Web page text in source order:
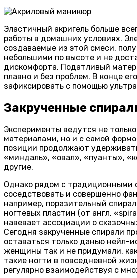
Эластичный акригель больше
работы в домашних условиях.
создаваемые из этой смеси,
небольшими по высоте и не
дискомфорта. Податливый
плавно и без проблем. В конце
зафиксировать с помощью
Закрученные
Эксперименты ведутся не
материалами, но и с самой
позиции продолжают
«миндаль», «овал», «пуанты»,
другие.
Однако рядом с традиционными
соседствовать и совершенно
например, поразительный
ногтевых пластин (от англ.
навевает ассоциации о
Сегодня закрученные спирали
оставаться только данью нейл-
женщины так и не придумали,
такие ногти в повседневной
регулярно взаимодействуя с